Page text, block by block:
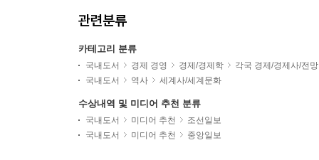
관련분류
카테고리 분류
국내도서 경제 경영 경제/경제학
각국 경제/경제사/전망
국내도서
역사 세계사/세계문화
수상내역 및 미디어 추천 분류
국내도서 미디어 추천
조선일보
국내도서
미디어 추천 중앙일보